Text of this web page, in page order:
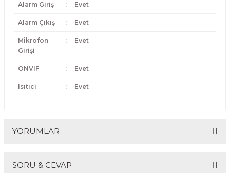
Alarm Giriş : Evet
Alarm Çıkış : Evet
Mikrofon
Girişi
: Evet
ONVIF : Evet
Isıtıcı : Evet
YORUMLAR
SORU & CEVAP